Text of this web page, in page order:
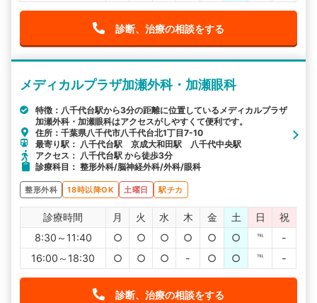
診断、治療の相談をする
メディカルプラザ加瀬外科・加瀬眼科
特徴：八千代台駅から3分の距離に位置しているメディカルプラザ
加瀬外科・加瀬眼科はアクセスがしやすくて便利です。
住所：千葉県八千代市八千代台北1丁目7-10
最寄り駅： 八千代台駅 京成大和田駅 八千代中央駅
アクセス： 八千代台駅 から徒歩3分
診療科目： 整形外科/脳神経外科/外科/眼科
整形外科 18時以降OK 土曜日 駅チカ
診療時間 月 火 水 木 金 土 日
祝
8:30～11:40
○ ○ ○ ○ ○ ○ ℡
-
16:00～18:30
○ ○ ○ - ○ ○ ℡ -
診断、治療の相談をする